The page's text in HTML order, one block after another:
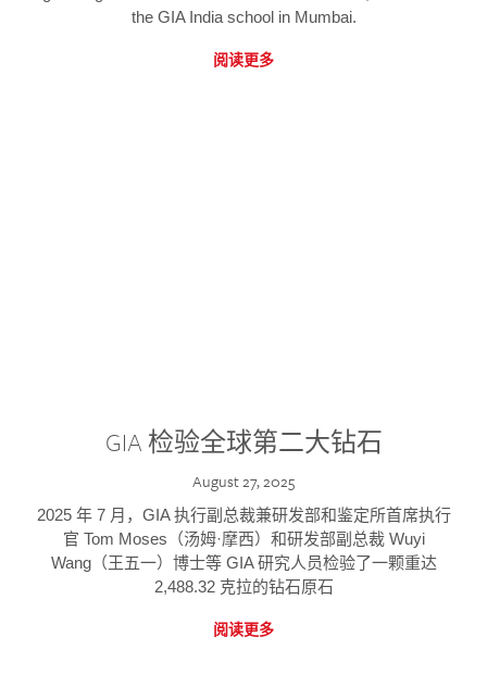
the GIA India school in Mumbai.
阅读更多
GIA 检验全球第二大钻石
August 27, 2025
2025 年 7 月，GIA 执行副总裁兼研发部和鉴定所首席执行
官 Tom Moses（汤姆·摩西）和研发部副总裁 Wuyi
Wang（王五一）博士等 GIA 研究人员检验了一颗重达
2,488.32 克拉的钻石原石
阅读更多